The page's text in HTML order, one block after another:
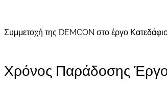
Συμμετοχή της DEMCON στο έργο
Χρόνος Παράδοσης